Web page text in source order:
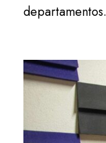
departamentos.